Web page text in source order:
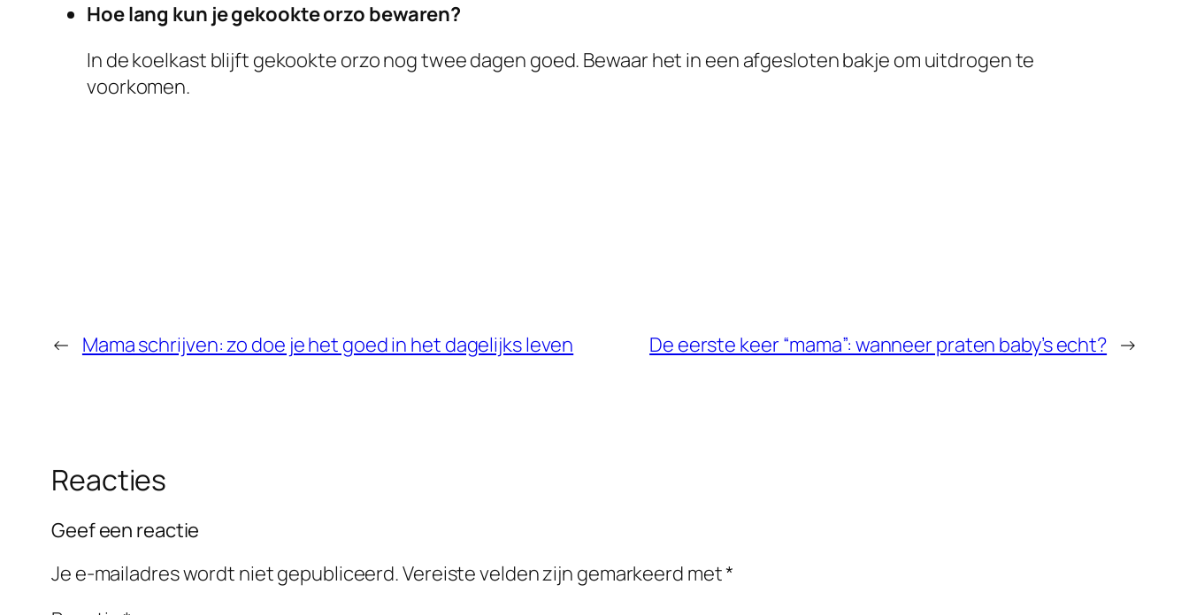
Hoe lang kun je gekookte orzo bewaren?
In de koelkast blijft gekookte orzo nog twee dagen goed. Bewaar het in een afgesloten bakje om uitdrogen te
voorkomen.
← Mama schrijven: zo doe je het goed in het dagelijks leven De eerste keer “mama”: wanneer praten baby’s echt? →
Reacties
Geef een reactie
Je e-mailadres wordt niet gepubliceerd.Vereiste velden zijn gemarkeerd met*